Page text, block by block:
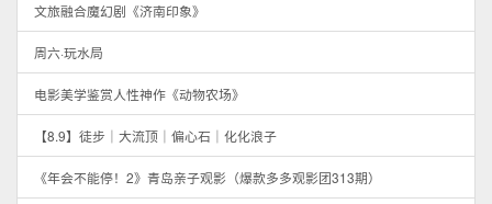
文旅融合魔幻剧《济南印象》
周六·玩水局
电影美学鉴赏人性神作《动物农场》
【8.9】徒步｜大流顶｜偏心石｜化化浪子
《年会不能停！2》青岛亲子观影（爆款多多观影团313期）